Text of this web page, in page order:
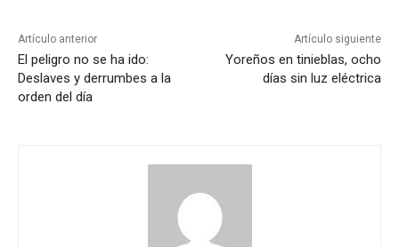
Artículo anterior
El peligro no se ha ido:
Deslaves y derrumbes a la
orden del día
Artículo siguiente
Yoreños en tinieblas, ocho
días sin luz eléctrica